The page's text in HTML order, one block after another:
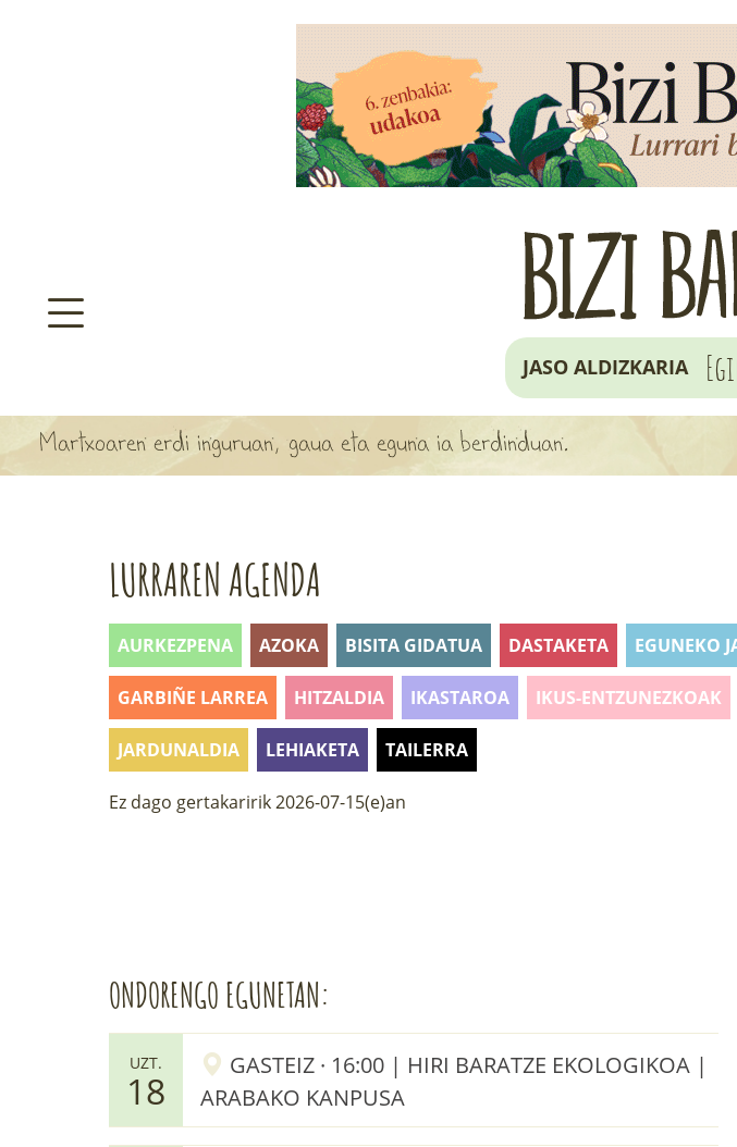
ARBOLA APARTEN MAPA
JASO ALDIZKARIA
Martxoaren erdi inguruan, gaua eta eguna ia berdinduan.
LURRAREN AGENDA
AURKEZPENA AZOKA BISITA GIDATUA DASTAKETA EGUNEKO
GARBIÑE LARREA HITZALDIA IKASTAROA IKUS-ENTZUNEZKOAK
JARDUNALDIA LEHIAKETA TAILERRA
Ez dago gertakaririk 2026-07-15(e)an
ONDORENGO EGUNETAN:
UZT.
18
GASTEIZ · 16:00 | HIRI BARATZE EKOLOGIKOA |
ARABAKO KANPUSA